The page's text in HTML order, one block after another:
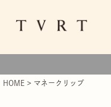
HOME マネークリップ